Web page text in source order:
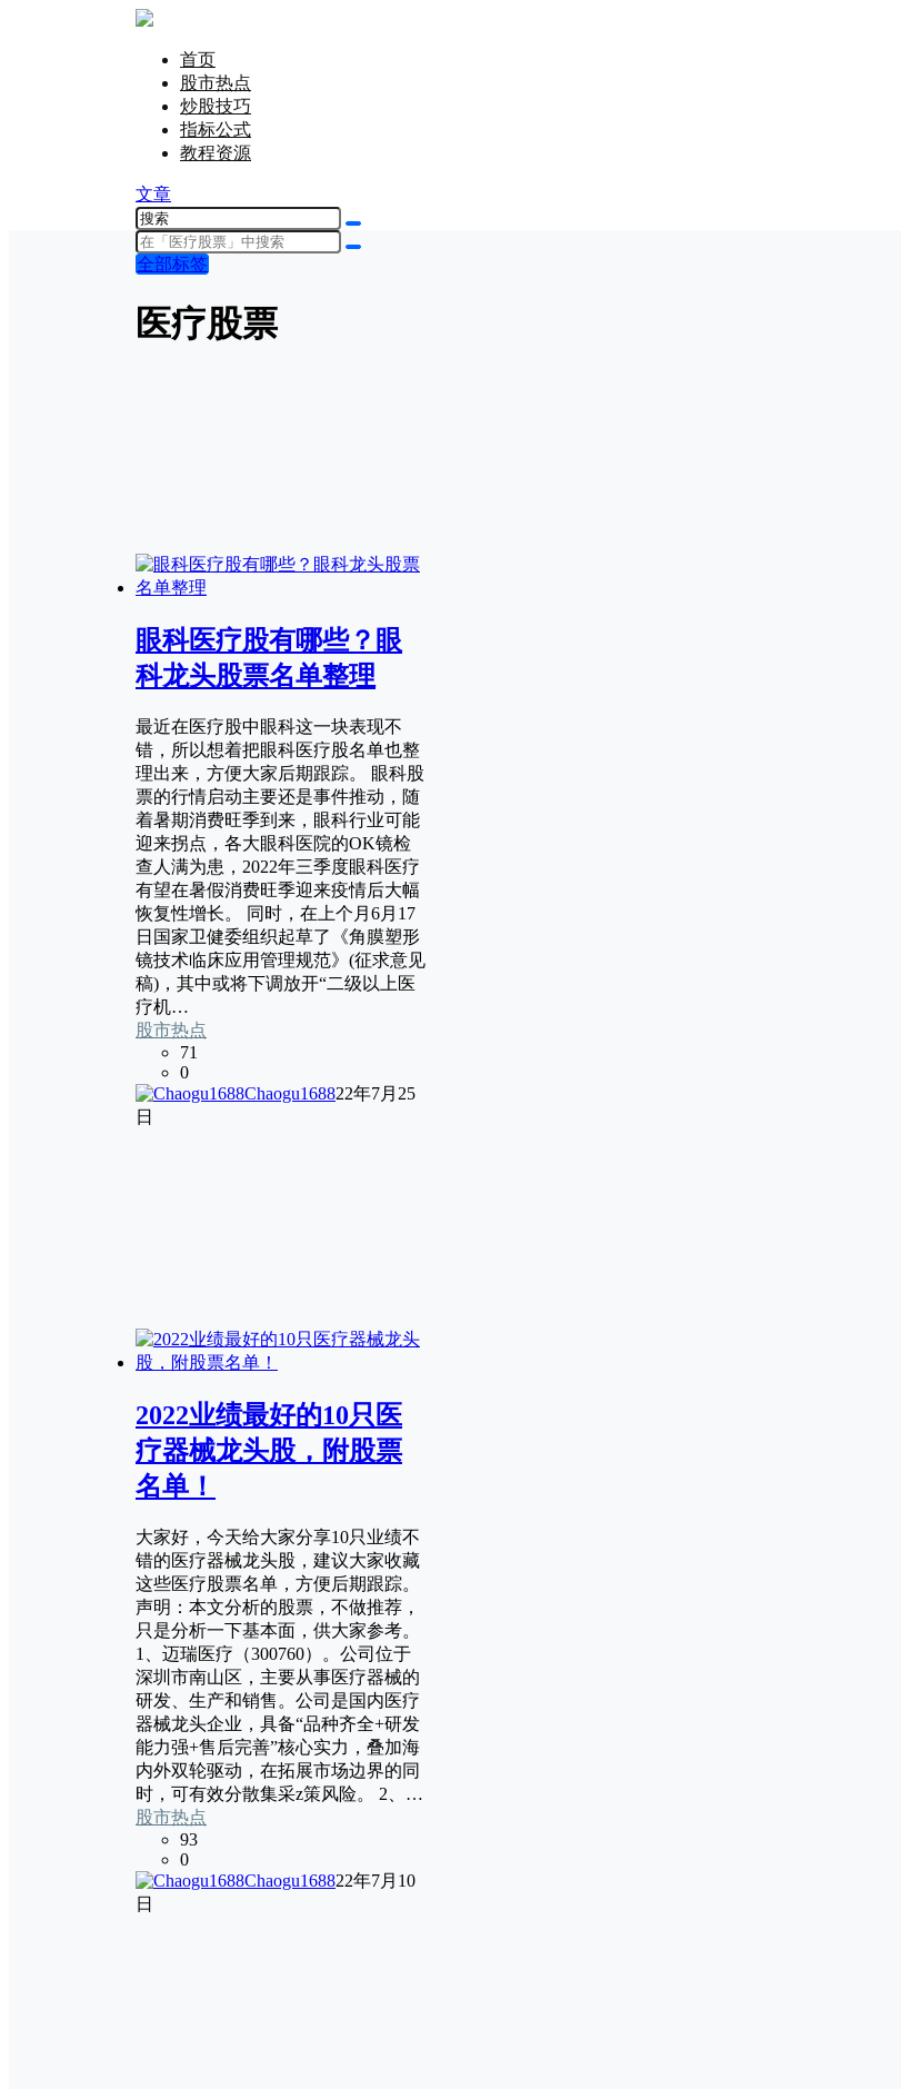
首页
股市热点
炒股技巧
指标公式
教程资源
文章
全部标签
医疗股票
眼科医疗股有哪些？眼
科龙头股票名单整理
最近在医疗股中眼科这一块表现不
错，所以想着把眼科医疗股名单也整
理出来，方便大家后期跟踪。 眼科股
票的行情启动主要还是事件推动，随
着暑期消费旺季到来，眼科行业可能
迎来拐点，各大眼科医院的OK镜检
查人满为患，2022年三季度眼科医疗
有望在暑假消费旺季迎来疫情后大幅
恢复性增长。 同时，在上个月6月17
日国家卫健委组织起草了《角膜塑形
镜技术临床应用管理规范》(征求意见
稿)，其中或将下调放开“二级以上医
疗机…
股市热点
71
0
Chaogu168822年7月25
日
2022业绩最好的10只医
疗器械龙头股，附股票
名单！
大家好，今天给大家分享10只业绩不
错的医疗器械龙头股，建议大家收藏
这些医疗股票名单，方便后期跟踪。
声明：本文分析的股票，不做推荐，
只是分析一下基本面，供大家参考。
1、迈瑞医疗（300760）。公司位于
深圳市南山区，主要从事医疗器械的
研发、生产和销售。公司是国内医疗
器械龙头企业，具备“品种齐全+研发
能力强+售后完善”核心实力，叠加海
内外双轮驱动，在拓展市场边界的同
时，可有效分散集采z策风险。 2、…
股市热点
93
0
Chaogu168822年7月10
日